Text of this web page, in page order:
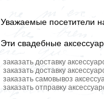
Уважаемые посетители
Эти свадебные
заказать доставку
заказать доставку
заказать самовывоз
заказать отправку